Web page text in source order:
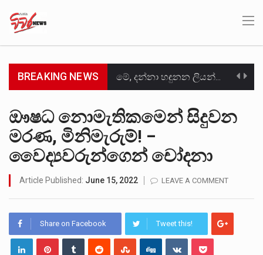
BREAKING NEWS මේ, දන්නා හඳුනන ලියන්නකුගේ නන්නාඳුනන අඩවියක සැරිසරා ලද ආස්වාදනීය මොහොතක සිංහාවලෝකනයකි .කෙටි කවියක දිගු බර…
බන්ධනාගාර රැදවියන් 1,021 දෙනෙකු ඉකුත් වසර පහක කාලය තුලදී (2020 ජනවාරි 01 සිට 2025 දෙසැම්බර්…
මහර බන්ධනාගාරයේ අද ඇතිවූ සිද්ධියෙන් තුවාල ලැබූ බව කියන රැඳවියන් ගණන ඉහළ ගොස් තිබේ. ඒ…
ඖෂධ නොමැතිකමෙන් සිදුවන
මරණ, මිනිමැරුම්! –
වෛද්‍යවරුන්ගෙන් චෝදනා
Article Published: June 15, 2022 LEAVE A COMMENT
Share on Facebook Tweet this!